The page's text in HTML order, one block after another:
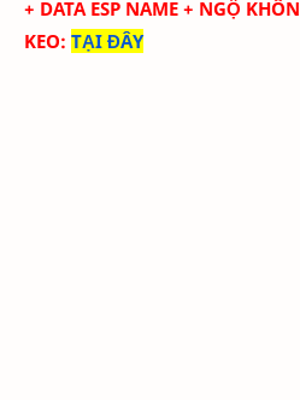
+ DATA ESP NAME + NGỘ
KEO: TẠI ĐÂY